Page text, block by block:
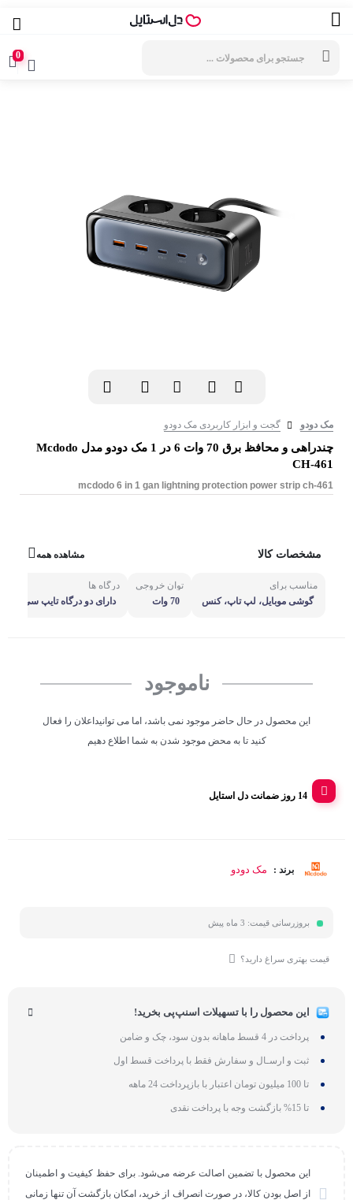
0
مک دودو گجت و ابزار کاربردی مک دودو
چندراهی و محافظ برق 70 وات 6 در 1 مک دودو مدل Mcdodo
CH-461
mcdodo 6 in 1 gan lightning protection power strip ch-461
مشخصات کالا مشاهده همه
مناسب برای
گوشی موبایل، لپ تاپ، کنس
توان خروجی
70 وات
درگاه ها
دارای دو درگاه تایپ سی، دو
ناموجود
این محصول در حال حاضر موجود نمی باشد، اما می توانیداعلان را فعال
کنید تا به محض موجود شدن به شما اطلاع دهیم
14 روز ضمانت دل استایل
برند : مک دودو
بروزرسانی قیمت: 3 ماه پیش
قیمت بهتری سراغ دارید؟
این محصول را با تسهیلات اسنپ‌پی بخرید!
پرداخت در 4 قسط ماهانه بدون سود، چک و ضامن
ثبت و ارسـال و سفارش فقط با پرداخت قسط اول
تا 100 میلیون تومان اعتبار با بازپرداخت 24 ماهه
تا 15% بازگشت وجه با پرداخت نقدی
این محصول با تضمین اصالت عرضه می‌شود. برای حفظ کیفیت و اطمینان
از اصل بودن کالا، در صورت انصراف از خرید، امکان بازگشت آن تنها زمانی